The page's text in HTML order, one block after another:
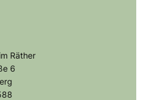
Räther
6